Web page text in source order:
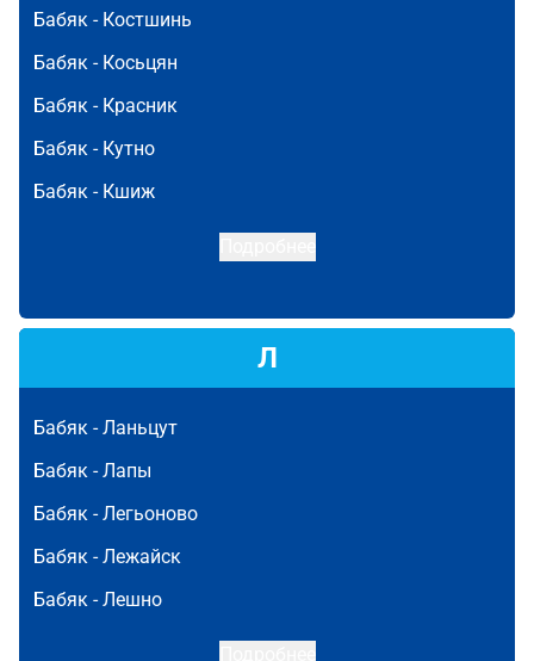
Бабяк - Костшинь
Бабяк - Косьцян
Бабяк - Красник
Бабяк - Кутно
Бабяк - Кшиж
Л
Бабяк -Ланьцут
Бабяк -Лапы
Бабяк -Легьоново
Бабяк -Лежайск
Бабяк -Лешно